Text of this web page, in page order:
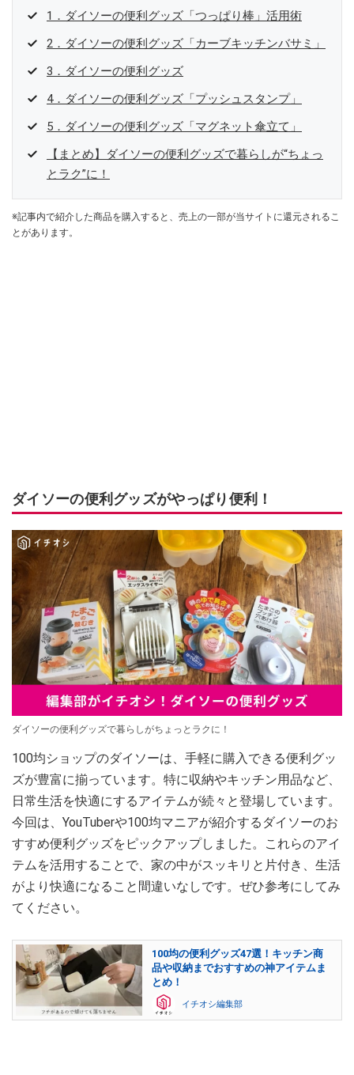
1．ダイソーの便利グッズ「つっぱり棒」活用術
2．ダイソーの便利グッズ「カーブキッチンバサミ」
3．ダイソーの便利グッズ
4．ダイソーの便利グッズ「プッシュスタンプ」
5．ダイソーの便利グッズ「マグネット傘立て」
【まとめ】ダイソーの便利グッズで暮らしが“ちょっ
とラク”に！
※記事内で紹介した商品を購入すると、売上の一部が当サイトに還元されるこ
とがあります。
ダイソーの便利グッズがやっぱり便利！
ダイソーの便利グッズで暮らしがちょっとラクに！
100均ショップのダイソーは、手軽に購入できる便利グッ
ズが豊富に揃っています。特に収納やキッチン用品など、
日常生活を快適にするアイテムが続々と登場しています。
今回は、YouTuberや100均マニアが紹介するダイソーのお
すすめ便利グッズをピックアップしました。これらのアイ
テムを活用することで、家の中がスッキリと片付き、生活
がより快適になること間違いなしです。ぜひ参考にしてみ
てください。
100均の便利グッズ47選！キッチン商
品や収納までおすすめの神アイテムま
とめ！
イチオシ編集部